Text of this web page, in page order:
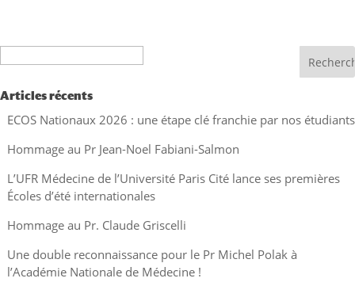
Articles récents
ECOS Nationaux 2026 : une étape clé franchie par nos étudiants
Hommage au Pr Jean-Noel Fabiani-Salmon
L’UFR Médecine de l’Université Paris Cité lance ses premières
Écoles d’été internationales
Hommage au Pr. Claude Griscelli
Une double reconnaissance pour le Pr Michel Polak à
l’Académie Nationale de Médecine !